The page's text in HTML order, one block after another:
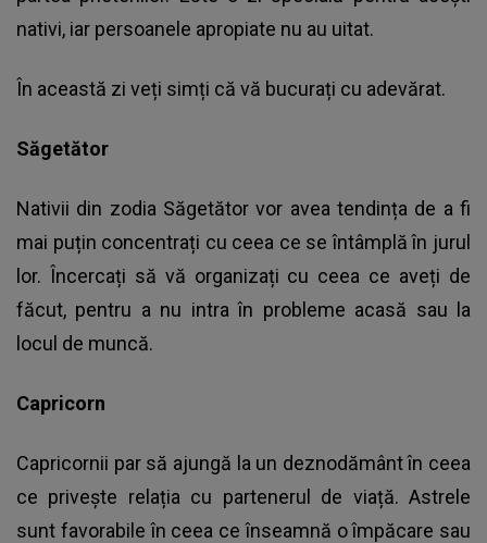
nativi, iar persoanele apropiate nu au uitat.
În această zi veți simți că vă bucurați cu adevărat.
Săgetător
Nativii din zodia Săgetător vor avea tendința de a fi
mai puțin concentrați cu ceea ce se întâmplă în jurul
lor. Încercați să vă organizați cu ceea ce aveți de
făcut, pentru a nu intra în probleme acasă sau la
locul de muncă.
Capricorn
Capricornii par să ajungă la un deznodământ în ceea
ce privește relația cu partenerul de viață. Astrele
sunt favorabile în ceea ce înseamnă o împăcare sau